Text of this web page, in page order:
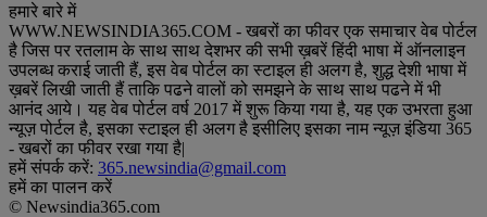
हमारे बारे में
WWW.NEWSINDIA365.COM - खबरों का फीवर एक समाचार वेब पोर्टल
है जिस पर रतलाम के साथ साथ देशभर की सभी ख़बरें हिंदी भाषा में ऑनलाइन
उपलब्ध कराई जाती हैं, इस वेब पोर्टल का स्टाइल ही अलग है, शुद्ध देशी भाषा में
ख़बरें लिखी जाती हैं ताकि पढने वालों को समझने के साथ साथ पढने में भी
आनंद आये। यह वेब पोर्टल वर्ष 2017 में शुरू किया गया है, यह एक उभरता हुआ
न्यूज़ पोर्टल है, इसका स्टाइल ही अलग है इसीलिए इसका नाम न्यूज़ इंडिया 365
- खबरों का फीवर रखा गया है|
हमें संपर्क करें: 365.newsindia@gmail.com
हमें का पालन करें
© Newsindia365.com